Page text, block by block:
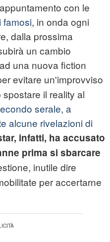
con le
famosi, in onda ogni
dalla prossima
un cambio
una nuova fiction
evitare un'improvviso
il reality al
serale, a
alcune rivelazioni di
infatti, ha accusato
prima si sbarcare
inutile dire
per accertarne